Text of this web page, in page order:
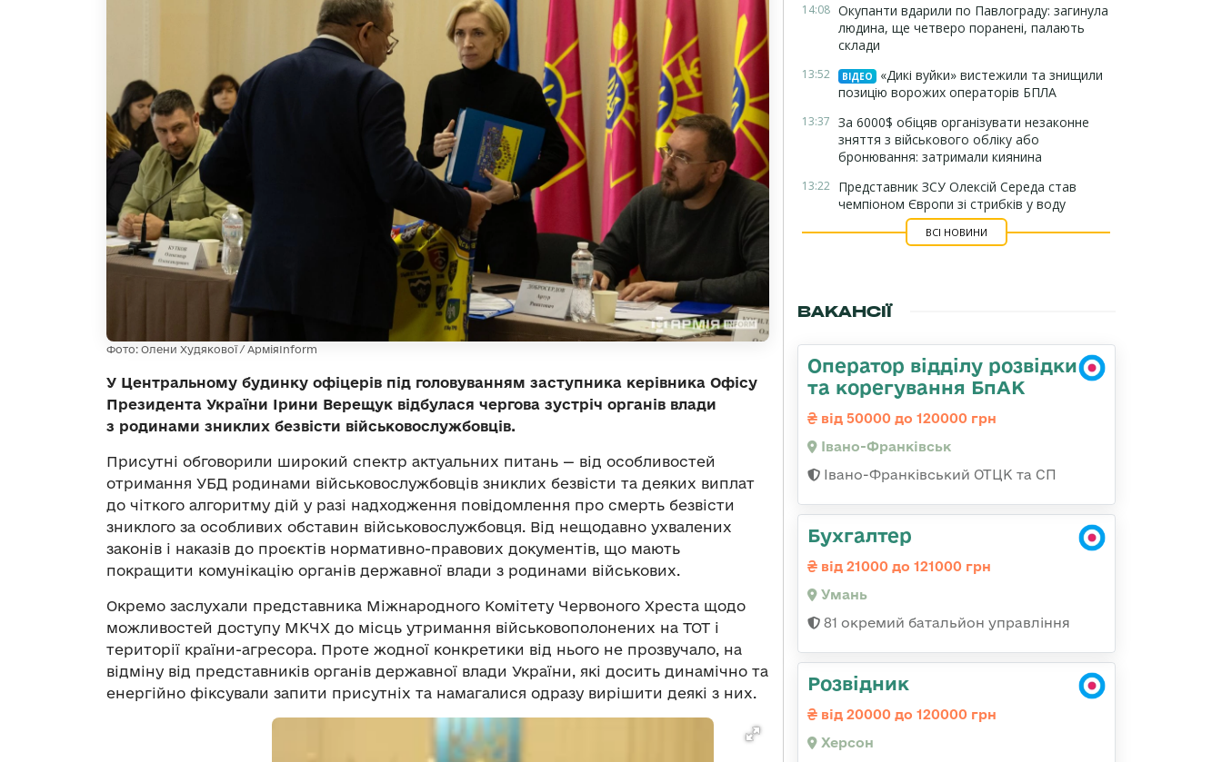
Фото: Олени Худякової / АрміяInform
У Центральному будинку офіцерів під головуванням заступника керівника Офісу
Президента України Ірини Верещук відбулася чергова зустріч органів влади
з родинами зниклих безвісти військовослужбовців.
Присутні обговорили широкий спектр актуальних питань — від особливостей
отримання УБД родинами військовослужбовців зниклих безвісти та деяких виплат
до чіткого алгоритму дій у разі надходження повідомлення про смерть безвісти
зниклого за особливих обставин військовослужбовця. Від нещодавно ухвалених
законів і наказів до проєктів нормативно-правових документів, що мають
покращити комунікацію органів державної влади з родинами військових.
Окремо заслухали представника Міжнародного Комітету Червоного Хреста щодо
можливостей доступу МКЧХ до місць утримання військовополонених на ТОТ і
території країни-агресора. Проте жодної конкретики від нього не прозвучало, на
відміну від представників органів державної влади України, які досить динамічно та
енергійно фіксували запити присутніх та намагалися одразу вирішити деякі з них.
14:08 Окупанти вдарили по Павлограду: загинула
людина, ще четверо поранені, палають
склади
13:52 ВІДЕО
«Дикі вуйки» вистежили та знищили
позицію ворожих операторів БПЛА
13:37 За 6000$ обіцяв організувати незаконне
зняття з військового обліку або
бронювання: затримали киянина
13:22 Представник ЗСУ Олексій Середа став
чемпіоном Європи зі стрибків у воду
ВСІ НОВИНИ
ВАКАНСІЇ
Оператор відділу розвідки
та корегування БпАК
від 50000 до 120000 грн
Івано-Франківськ
Івано-Франківський ОТЦК та СП
Бухгалтер
від 21000 до 121000 грн
Умань
81 окремий батальйон управління
Розвідник
від 20000 до 120000 грн
Херсон